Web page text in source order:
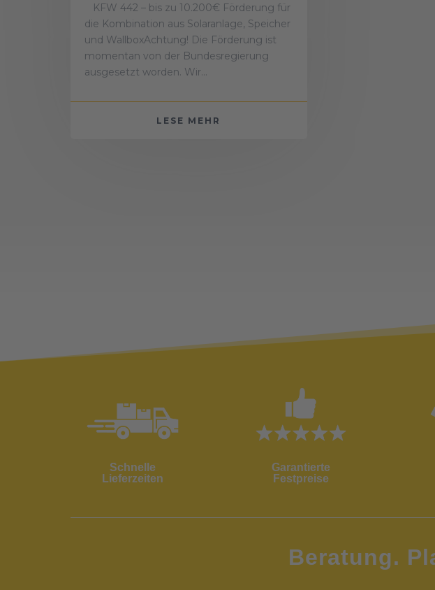
KFW 442 – bis zu 10.200€ Förderung für
die Kombination aus Solaranlage, Speicher
und WallboxAchtung! Die Förderung ist
momentan von der Bundesregierung
ausgesetzt worden. Wir...
LESE MEHR
Schnelle
Lieferzeiten
Garantierte
Festpreise
Beratung.